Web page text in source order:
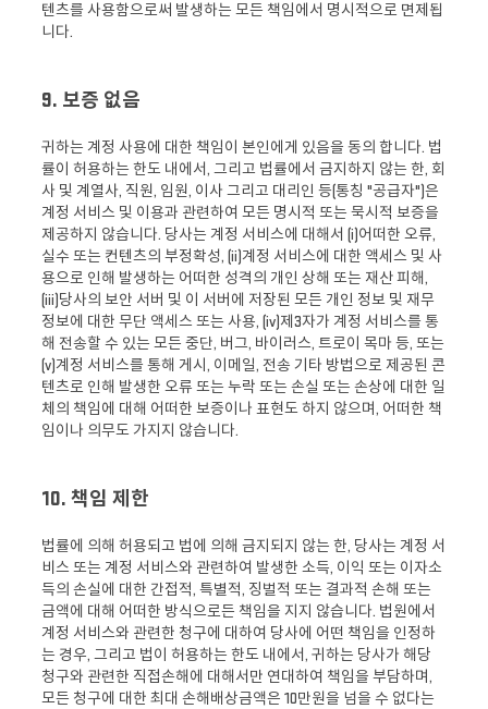
텐츠를 사용함으로써 발생하는 모든 책임에서 명시적으로 면제됩
니다.
9. 보증 없음
귀하는 계정 사용에 대한 책임이 본인에게 있음을 동의 합니다. 법
률이 허용하는 한도 내에서, 그리고 법률에서 금지하지 않는 한, 회
사 및 계열사, 직원, 임원, 이사 그리고 대리인 등(통칭 "공급자")은
계정 서비스 및 이용과 관련하여 모든 명시적 또는 묵시적 보증을
제공하지 않습니다. 당사는 계정 서비스에 대해서 (i)어떠한 오류,
실수 또는 컨텐츠의 부정확성, (ii)계정 서비스에 대한 액세스 및 사
용으로 인해 발생하는 어떠한 성격의 개인 상해 또는 재산 피해,
(iii)당사의 보안 서버 및 이 서버에 저장된 모든 개인 정보 및 재무
정보에 대한 무단 액세스 또는 사용, (iv)제3자가 계정 서비스를 통
해 전송할 수 있는 모든 중단, 버그, 바이러스, 트로이 목마 등, 또는
(v)계정 서비스를 통해 게시, 이메일, 전송 기타 방법으로 제공된 콘
텐츠로 인해 발생한 오류 또는 누락 또는 손실 또는 손상에 대한 일
체의 책임에 대해 어떠한 보증이나 표현도 하지 않으며, 어떠한 책
임이나 의무도 가지지 않습니다.
10. 책임 제한
법률에 의해 허용되고 법에 의해 금지되지 않는 한, 당사는 계정 서
비스 또는 계정 서비스와 관련하여 발생한 소득, 이익 또는 이자소
득의 손실에 대한 간접적, 특별적, 징벌적 또는 결과적 손해 또는
금액에 대해 어떠한 방식으로든 책임을 지지 않습니다. 법원에서
계정 서비스와 관련한 청구에 대하여 당사에 어떤 책임을 인정하
는 경우, 그리고 법이 허용하는 한도 내에서, 귀하는 당사가 해당
청구와 관련한 직접손해에 대해서만 연대하여 책임을 부담하며,
모든 청구에 대한 최대 손해배상금액은 10만원을 넘을 수 없다는